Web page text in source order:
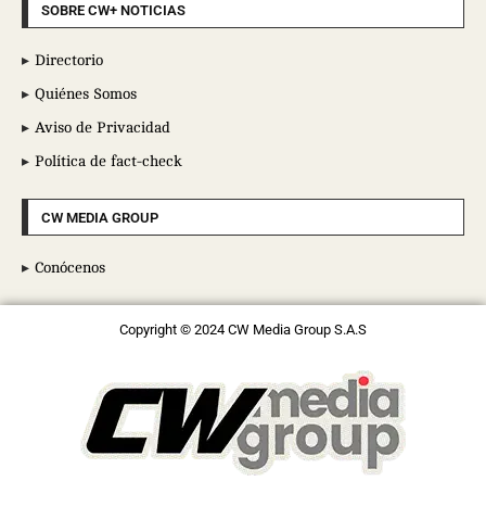
SOBRE CW+ NOTICIAS
Directorio
Quiénes Somos
Aviso de Privacidad
Política de fact-check
CW MEDIA GROUP
Conócenos
Copyright © 2024 CW Media Group S.A.S